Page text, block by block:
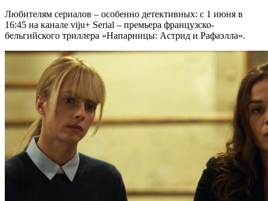
Любителям сериалов – особенно детективных: с 1 июня в
16:45 на канале viju+ Serial – премьера французско-
бельгийского триллера «Напарницы: Астрид и Рафаэлла».